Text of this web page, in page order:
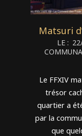
Matsuri
LE :
Le FFXIV
trésor
quartier a
par la
que